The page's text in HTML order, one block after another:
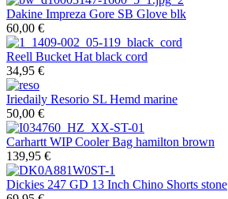
Dakine Impreza Gore SB Glove blk
60,00 €
Reell Bucket Hat black cord
34,95 €
Iriedaily Resorio SL Hemd marine
50,00 €
Carhartt WIPCooler Bag hamilton brown
139,95 €
Dickies 247 GD 13 Inch Chino Shorts stone